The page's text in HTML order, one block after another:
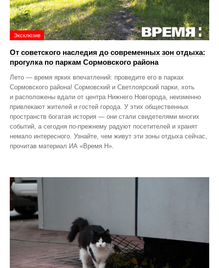
Эксклюзив
От советского наследия до современных зон отдыха:
прогулка по паркам Сормовского района
Лето — время ярких впечатлений: проведите его в парках
Сормовского района! Сормовский и Светлоярский парки, хоть
и расположены вдали от центра Нижнего Новгорода, неизменно
привлекают жителей и гостей города. У этих общественных
пространств богатая история — они стали свидетелями многих
событий, а сегодня по‑прежнему радуют посетителей и хранят
немало интересного. Узнайте, чем живут эти зоны отдыха сейчас,
прочитав материал ИА «Время Н».